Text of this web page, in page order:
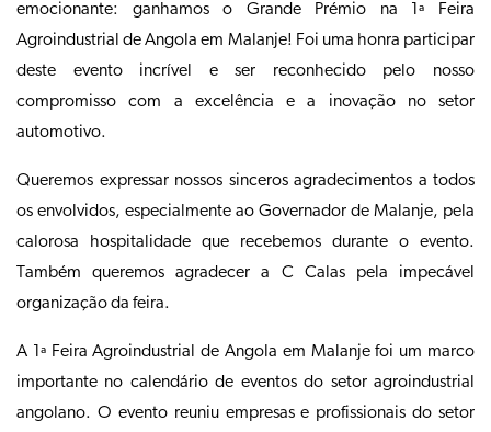
emocionante: ganhamos o Grande Prémio na 1ª Feira
Agroindustrial de Angola em Malanje! Foi uma honra participar
deste evento incrível e ser reconhecido pelo nosso
compromisso com a excelência e a inovação no setor
automotivo.
Queremos expressar nossos sinceros agradecimentos a todos
os envolvidos, especialmente ao Governador de Malanje, pela
calorosa hospitalidade que recebemos durante o evento.
Também queremos agradecer a C Calas pela impecável
organização da feira.
A 1ª Feira Agroindustrial de Angola em Malanje foi um marco
importante no calendário de eventos do setor agroindustrial
angolano. O evento reuniu empresas e profissionais do setor